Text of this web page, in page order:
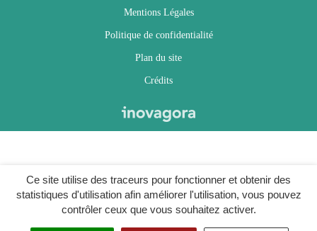
Ce site utilise des traceurs pour fonctionner et obtenir des
statistiques d'utilisation afin améliorer l'utilisation, vous pouvez
contrôler ceux que vous souhaitez activer.
Mentions Légales
Politique de confidentialité
Plan du site
Crédits